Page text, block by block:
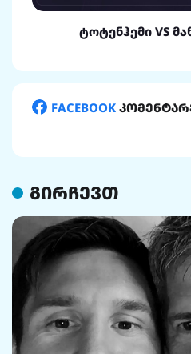
ტოტენჰემი VS
FACEBOOK
გირჩევთ